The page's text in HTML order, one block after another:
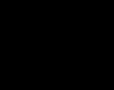
material
perfecte